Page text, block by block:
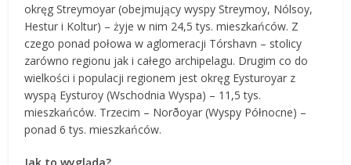
okręg Streymoyar (obejmujący wyspy Streymoy, Nólsoy,
Hestur i Koltur) – żyje w nim 24,5 tys. mieszkańców. Z
czego ponad połowa w aglomeracji Tórshavn – stolicy
zarówno regionu jak i całego archipelagu. Drugim co do
wielkości i populacji regionem jest okręg Eysturoyar z
wyspą Eysturoy (Wschodnia Wyspa) – 11,5 tys.
mieszkańców. Trzecim – Norðoyar (Wyspy Północne) –
ponad 6 tys. mieszkańców.
Jak to wygląda?